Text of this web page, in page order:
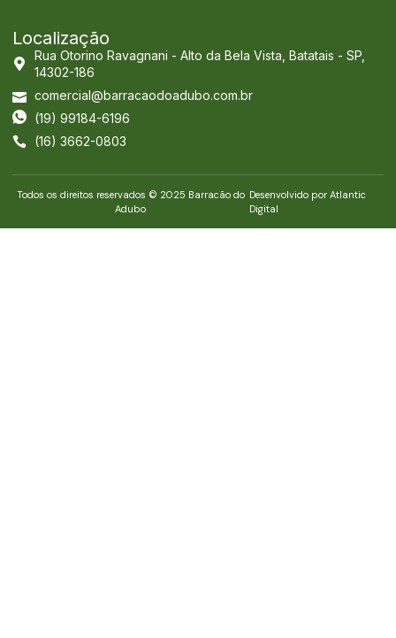
Localização
Rua Otorino Ravagnani - Alto da Bela Vista, Batatais - SP,
14302-186
comercial@barracaodoadubo.com.br
(19) 99184-6196
(16) 3662-0803
Todos os direitos reservados © 2025 Barracão do
Adubo
Desenvolvido por Atlantic
Digital